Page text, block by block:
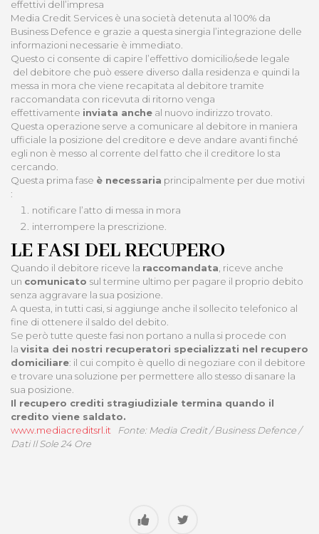
effettivi dell’impresa
Media Credit Services è una società detenuta al 100% da
Business Defence e grazie a questa sinergia l’integrazione delle
informazioni necessarie è immediato.
Questo ci consente di capire l’effettivo domicilio/sede legale
del debitore che può essere diverso dalla residenza e quindi la
messa in mora che viene recapitata al debitore tramite
raccomandata con ricevuta di ritorno venga
effettivamente inviata anche al nuovo indirizzo trovato.
Questa operazione serve a comunicare al debitore in maniera
ufficiale la posizione del creditore e deve andare avanti finché
egli non è messo al corrente del fatto che il creditore lo sta
cercando.
Questa prima fase è necessaria principalmente per due motivi
:
notificare l’atto di messa in mora
interrompere la prescrizione.
LE FASI DEL RECUPERO
Quando il debitore riceve la raccomandata , riceve anche
un comunicato sul termine ultimo per pagare il proprio debito
senza aggravare la sua posizione.
A questa, in tutti casi, si aggiunge anche il sollecito telefonico al
fine di ottenere il saldo del debito.
Se però tutte queste fasi non portano a nulla si procede con
la visita dei nostri recuperatori specializzati nel recupero
domiciliare: il cui compito è quello di negoziare con il debitore
e trovare una soluzione per permettere allo stesso di sanare la
sua posizione.
Il recupero crediti stragiudiziale termina quando il
credito viene saldato.
www.mediacreditsrl.it
Fonte: Media Credit / Business Defence /
Dati Il Sole 24 Ore